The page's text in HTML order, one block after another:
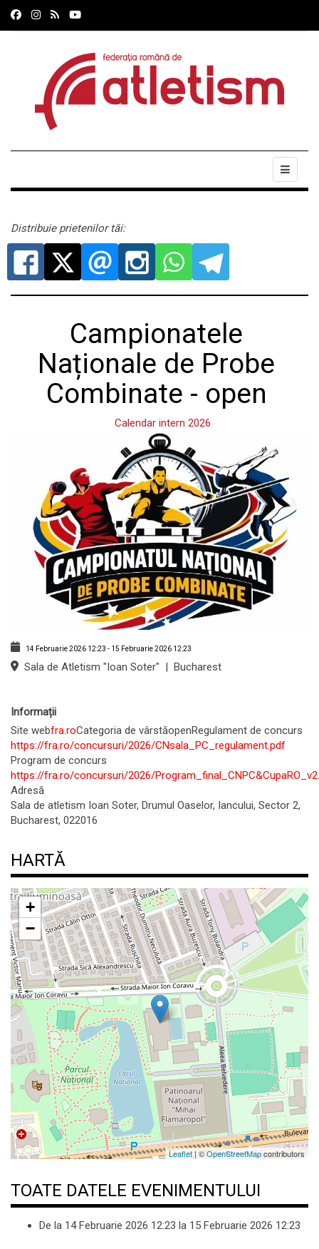
Distribuie prietenilor tăi:
Campionatele
Naționale de Probe
Combinate - open
Calendar intern 2026
14 Februarie 2026 12:23 - 15 Februarie 2026 12:23
Sala de Atletism "Ioan Soter" | Bucharest
Informații
Site webfra.roCategoria de vârstăopenRegulament de concurs
https://fra.ro/concursuri/2026/CNsala_PC_regulament.pdf
Program de concurs
https://fra.ro/concursuri/2026/
Adresă
Sala de atletism Ioan Soter, Drumul Oaselor, Iancului, Sector 2,
Bucharest, 022016
HARTĂ
+
−
Leaflet| ©OpenStreetMapcontributors
TOATE DATELE EVENIMENTULUI
De la 14 Februarie 2026 12:23 la 15 Februarie 2026 12:23